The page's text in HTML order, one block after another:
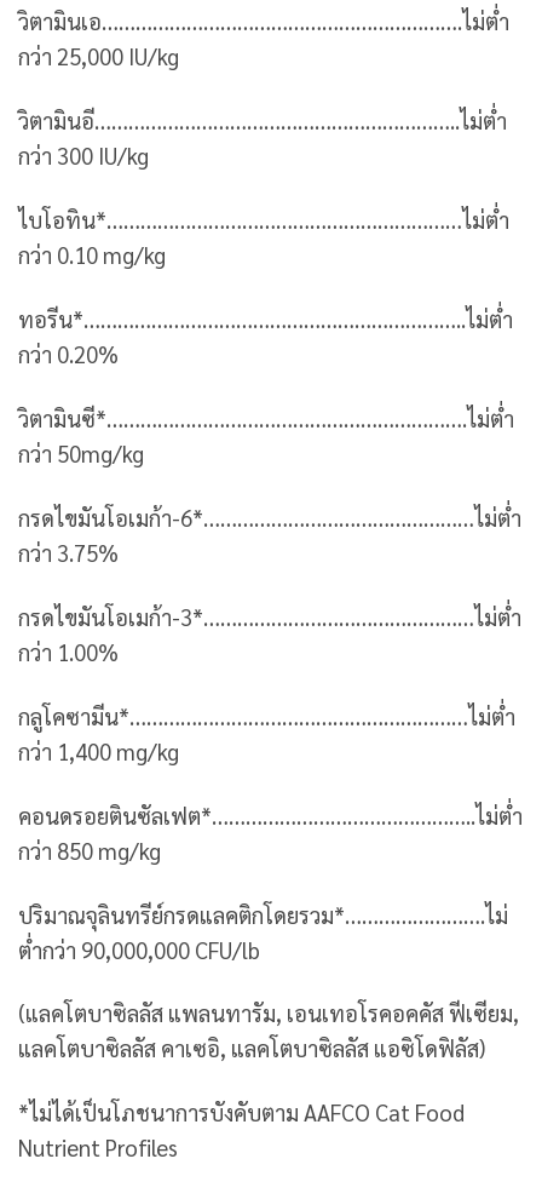
วิตามินเอ……………………………………………………….ไม่ต่ำ
กว่า 25,000 IU/kg
วิตามินอี………………………………………………………..ไม่ต่ำ
กว่า 300 IU/kg
ไบโอทิน*………………………………………………………ไม่ต่ำ
กว่า 0.10 mg/kg
ทอรีน*…………………………………………………………..ไม่ต่ำ
กว่า 0.20%
วิตามินซี*……………………………………………………….ไม่ต่ำ
กว่า 50mg/kg
กรดไขมันโอเมก้า-6*…………………………………………ไม่ต่ำ
กว่า 3.75%
กรดไขมันโอเมก้า-3*…………………………………………ไม่ต่ำ
กว่า 1.00%
กลูโคซามีน*……………………………………………………ไม่ต่ำ
กว่า 1,400 mg/kg
คอนดรอยตินซัลเฟต*………………………………………..ไม่ต่ำ
กว่า 850 mg/kg
ปริมาณจุลินทรีย์กรดแลคติกโดยรวม*…………………….ไม่
ต่ำกว่า 90,000,000 CFU/lb
(แลคโตบาซิลลัส แพลนทารัม, เอนเทอโรคอคคัส ฟีเซียม,
แลคโตบาซิลลัส คาเซอิ, แลคโตบาซิลลัส แอซิโดฟิลัส)
*ไม่ได้เป็นโภชนาการบังคับตาม AAFCO Cat Food
Nutrient Profiles